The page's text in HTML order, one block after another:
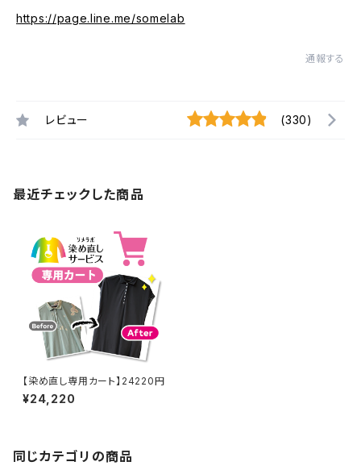
https://page.line.me/somelab
通報する
レビュー (330)
最近チェックした商品
【染め直し専用カート】24220円
¥24,220
同じカテゴリの商品